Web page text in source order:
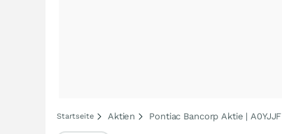
Startseite Aktien Pontiac Bancorp Aktie | A0YJJF